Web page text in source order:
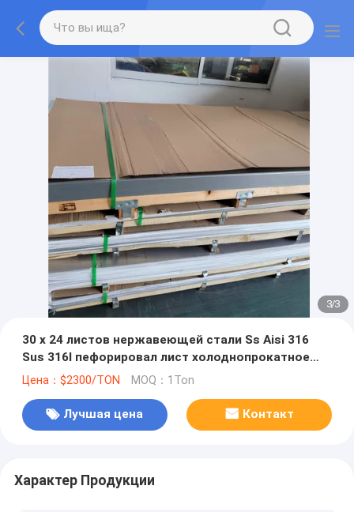
3/3
30 x 24 листов нержавеющей стали Ss Aisi 316
Sus 316l пефорировал лист холоднопрокатное
4mm
Цена：$2300/TON MOQ：1Ton
Лучшая цена Контакт
Характер Продукции